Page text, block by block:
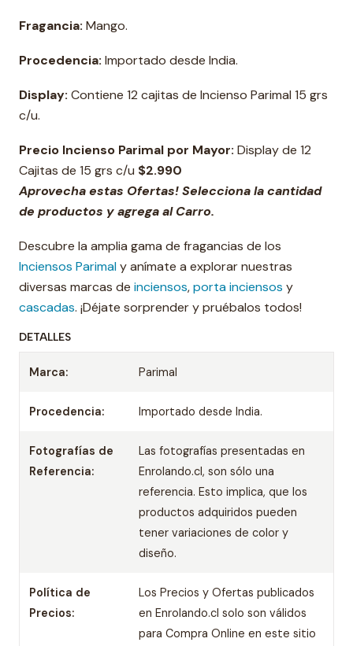
Fragancia: Mango.
Procedencia: Importado desde India.
Display: Contiene 12 cajitas de Incienso Parimal 15 grs
c/u.
Precio Incienso Parimal por Mayor: Display de 12
Cajitas de 15 grs c/u $2.990
Aprovecha estas Ofertas! Selecciona la cantidad
de productos y agrega al Carro.
Descubre la amplia gama de fragancias de los
Inciensos Parimaly anímate a explorar nuestras
diversas marcas de inciensos,porta inciensos y
cascadas. ¡Déjate sorprender y pruébalos todos!
DETALLES
Marca: Parimal
Procedencia: Importado desde India.
Fotografías de
Referencia:
Las fotografías presentadas en
Enrolando.cl, son sólo una
referencia. Esto implica, que los
productos adquiridos pueden
tener variaciones de color y
diseño.
Política de
Precios:
Los Precios y Ofertas publicados
en Enrolando.cl solo son válidos
para Compra Online en este sitio